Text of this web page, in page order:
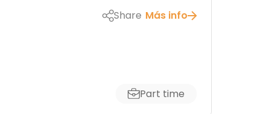
Share Más info
Part time